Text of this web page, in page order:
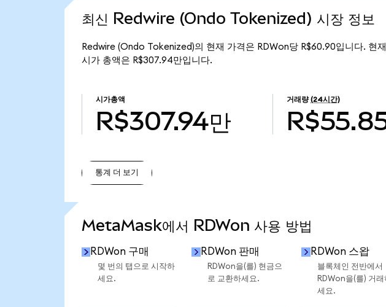
최신 Redwire (Ondo Tokenized) 시장 정보
Redwire (Ondo Tokenized)의 현재 가격은 RDWon당 R$60.90입니다. 현
시가 총액은 R$307.94만입니다.
시가총액
R$307.94만
거래량 (24시간)
통계 더 보기
MetaMask에서 RDWon 사용 방법
RDWon 구매
몇 번의 탭으로 시작하
세요.
RDWon 판매
RDWon을(를) 현금으
로 교환하세요.
RDWon 스왑
블록체인 전반에서
RDWon을(를) 거래
세요.